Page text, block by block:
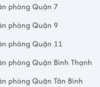
phòng Quận 7
phòng Quận 9
phòng Quận 11
phòng Quận Bình Thạnh
phòng Quận Tân Bình